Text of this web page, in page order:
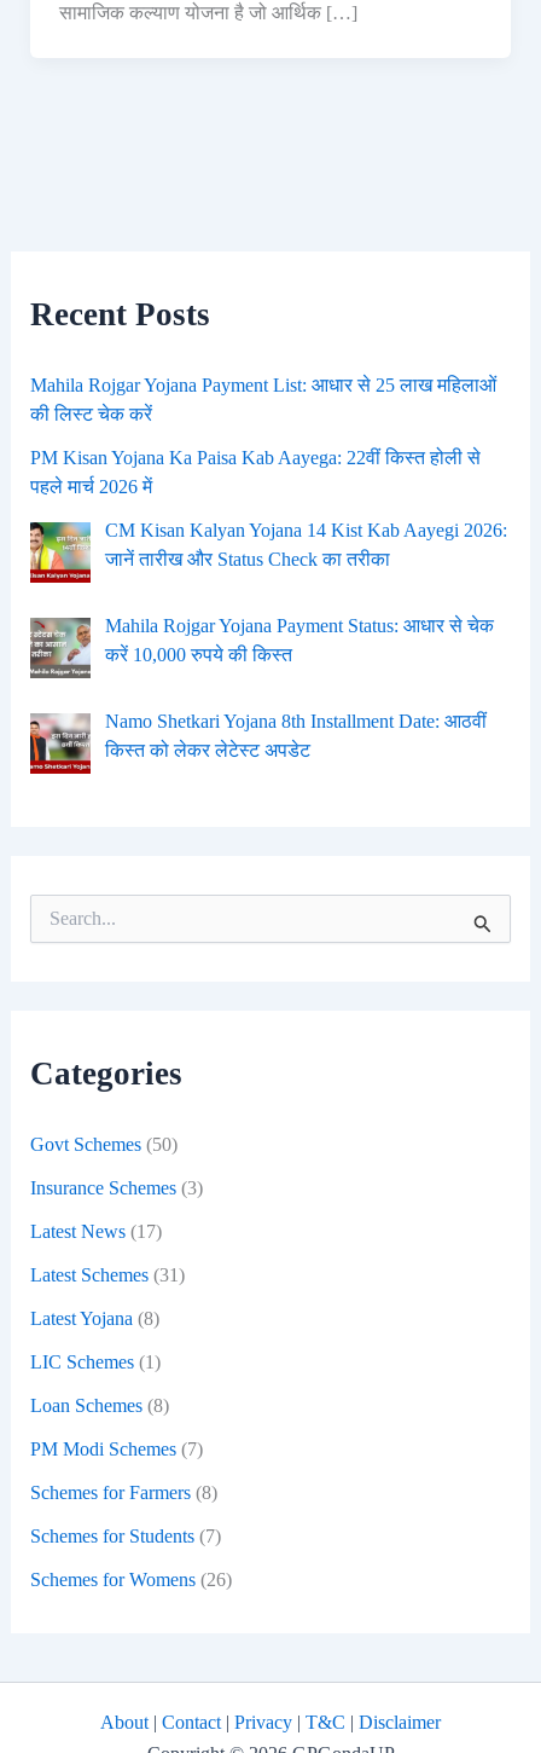
सामाजिक कल्याण योजना है जो आर्थिक […]
Recent Posts
Mahila Rojgar Yojana Payment List: आधार से 25 लाख महिलाओं
की लिस्ट चेक करें
PM Kisan Yojana Ka Paisa Kab Aayega: 22वीं किस्त होली से
पहले मार्च 2026 में
CM Kisan Kalyan Yojana 14 Kist Kab Aayegi 2026:
जानें तारीख और Status Check का तरीका
Mahila Rojgar Yojana Payment Status: आधार से चेक
करें 10,000 रुपये की किस्त
Namo Shetkari Yojana 8th Installment Date: आठवीं
किस्त को लेकर लेटेस्ट अपडेट
o
Categories
Govt Schemes(50)
Insurance Schemes(3)
Latest News(17)
Latest Schemes(31)
Latest Yojana (8)
LIC Schemes(1)
Loan Schemes(8)
PM Modi Schemes(7)
Schemes for Farmers(8)
Schemes for Students(7)
Schemes for Womens(26)
About | Contact | Privacy | T&C | Disclaimer